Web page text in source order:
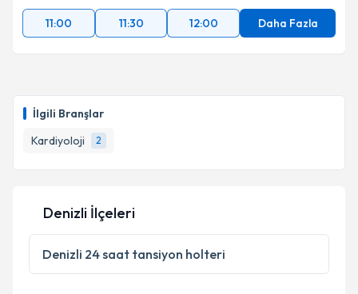
İlgili Branşlar
Kardiyoloji
2
11:00
11:30 12:00 Daha Fazla
Denizli İlçeleri
Denizli 24 saat tansiyon holteri